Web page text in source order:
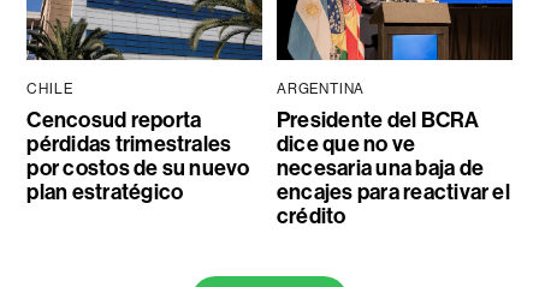
CHILE
Cencosud reporta
pérdidas trimestrales
por costos de su nuevo
plan estratégico
ARGENTINA
Presidente del BCRA
dice que no ve
necesaria una baja de
encajes para reactivar el
crédito